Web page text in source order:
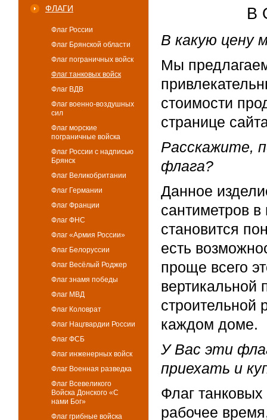
ФЛАГИ
Флаг России
Флаг Брянской области
Флаг пограничных войск
Флаг танковых войск
Флаг ВДВ
Флаг военно-воздушных
сил
Флаг морские
пограничные войска
Флаг России с надписью
Брянск
Флаг Великобритании
Флаг Германии
Флаг Франции
Флаг ФНС
Флаг «Армия России»
Флаг Белоруссии
Флаг Весёлый Роджер
Флаг знамя победы
Флаг МВД
Флаг Коловрат
Флаг Нацгвардии России
Флаг ФСБ
Флаг инженерных войск
Флаг Военная разведка
Флаг Всевеликого
Войска Донского «С
нами Бог»
Флаг грибные войска
В
В какую цену
Мы
стоимости
странице
Расскажите,
флага?
Данное
сантиметров
становится
есть
проще всего
вертикальной
строительной
каждом доме.
У Вас эти
приехать и
Флаг
рабочее